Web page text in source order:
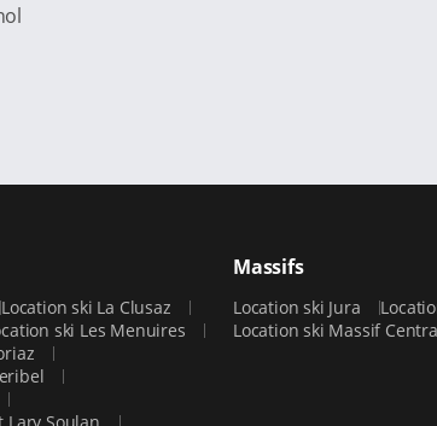
Location ski La Clusaz
ski Les Menuires
Massifs
Location ski Jura
Location ski Massif